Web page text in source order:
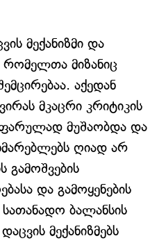
მექანიზმი და
რომელთა მიზანიც
აქედან
მკაცრი კრიტიკის
ფარულად მუშაობდა და
ღიად არ
და გამოყენების
ბალანსის
მექანიზმებს